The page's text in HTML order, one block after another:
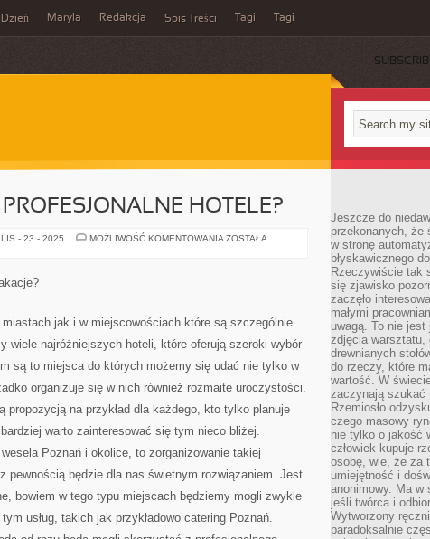
Dzień Maryla Redakcja Spis Treści Tagi Tagi
HOTELE?
- 23 - 2025 MOŻLIWOŚĆ KOMENTOWANIA CO
ZOSTAŁA
jak i w miejscowościach które są szczególnie
wiele najróżniejszych hoteli, które oferują szeroki wybór
są to miejsca do których możemy się udać nie tylko w
organizuje się w nich również rozmaite uroczystości.
propozycją na przykład dla każdego, kto tylko planuje
warto zainteresować się tym nieco bliżej.
Poznań i okolice, to zorganizowanie takiej
pewnością będzie dla nas świetnym rozwiązaniem. Jest
bowiem w tego typu miejscach będziemy mogli zwykle
usług, takich jak przykładowo catering Poznań.
Jeszcze do
przekonanych, że
w stronę
błyskawicznego
Rzeczywiście tak
się zjawisko
zaczęło
małymi
uwagą. To nie
zdjęcia warsztatu,
drewnianych
do rzeczy, które
wartość. W
zaczynają szukać
Rzemiosło
czego masowy
nie tylko o jakość
człowiek kupuje
osobę, wie, że za
umiejętność i
anonimowy. Ma w
jeśli twórca i
Wytworzony
paradoksalnie